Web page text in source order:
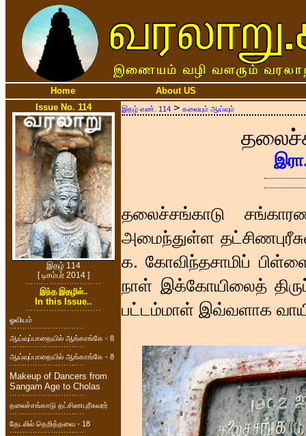
Home
About US
Issue No. 114
இதழ் 114
[ டிசம்பர் 2014 ]
இந்த இதழில்..
In this Issue..
ஓவியம்
ஆய்வுப்பாதையில் ஆங்காங்கே - 8
ஆய்வுப்பாதையில் ஆங்காங்கே - 8
Makeup of Dancers from
Sangam Age to Cholas
தலைச்சங்காடு தட்சிணபுரீசுவரர்
தேடலில் தெறித்தவை - 18
இதழ் எண். 114 > கலையும் ஆய்வும்
தலைச்சங்காடு
அமைந்துள்ள
க. கோவிந்தசாமிப்
நாள் இக்கோயிலைத்
பட்டம்மாள் இவ்வளாக